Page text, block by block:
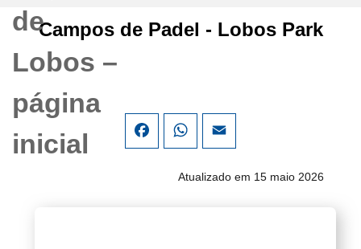
FacebookWhatsApp
Campos de Padel - Lobos Park
Atualizado em 15 maio 2026